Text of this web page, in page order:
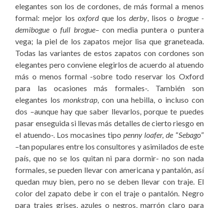
elegantes son los de cordones, de más formal a menos
formal: mejor los oxfordque losderby, lisos o brogue -
demibogue ofull brogue– con media puntera o puntera
vega; la piel de los zapatos mejor lisa que graneteada.
Todas las variantes de estos zapatos con cordones son
elegantes pero conviene elegirlos de acuerdo al atuendo
más o menos formal -sobre todo reservar los Oxford
para las ocasiones más formales-. También son
elegantes los monkstrap, con una hebilla, o incluso con
dos –aunque hay que saber llevarlos, porque te puedes
pasar enseguida si llevas más detalles de cierto riesgo en
el atuendo-. Los mocasines tipopenny loafer, de “Sebago”
–tan populares entre los consultores y asimilados de este
país, que no se los quitan ni para dormir- no son nada
formales, se pueden llevar con americana y pantalón, así
quedan muy bien, pero no se deben llevar con traje. El
color del zapato debe ir con el traje o pantalón. Negro
para trajes grises, azules o negros, marrón claro para